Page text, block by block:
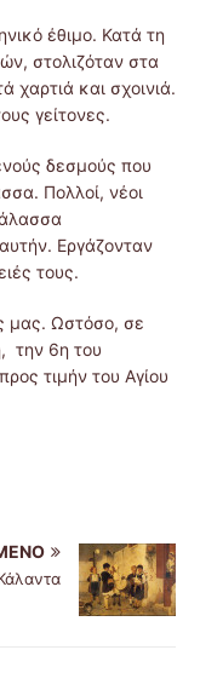
έθιμο. Κατά τη
στολιζόταν στα
χαρτιά και σχοινιά.
γείτονες.
δεσμούς που
Πολλοί, νέοι
Εργάζονταν
τους.
μας. Ωστόσο, σε
την 6η του
τιμήν του Αγίου